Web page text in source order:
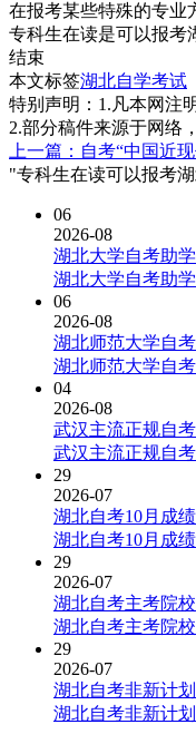
在报考某些特殊的专业
专科生在读是可以报考
结束
本文标签湖北自学考试
特别声明：1.凡本网注
2.部分稿件来源于网络
上一篇：自考“中国近
"专科生在读可以报考
06
2026-08
湖北大学自考助
湖北大学自考助
06
2026-08
湖北师范大学自
湖北师范大学自
04
2026-08
武汉主流正规自
武汉主流正规自
29
2026-07
湖北自考10月成
湖北自考10月成
29
2026-07
湖北自考主考院
湖北自考主考院
29
2026-07
湖北自考非新计
湖北自考非新计